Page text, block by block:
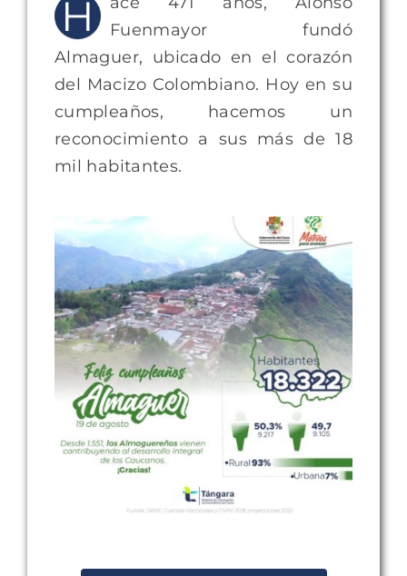
H
Fuenmayor fundó
Almaguer, ubicado en el corazón
del Macizo Colombiano. Hoy en su
cumpleaños, hacemos un
reconocimiento a sus más de 18
mil habitantes.